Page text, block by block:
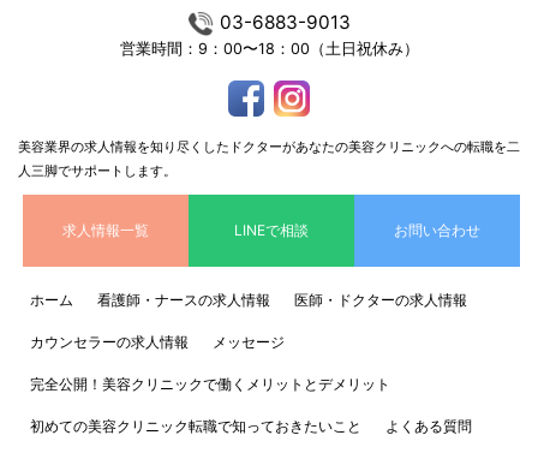
03-6883-9013
営業時間：9：00〜18：00（土日祝休み）
美容業界の求人情報を知り尽くしたドクターがあなたの美容クリニックへの転職を二
人三脚でサポートします。
求人情報一覧 LINEで相談 お問い合わせ
ホーム 看護師・ナースの求人情報 医師・ドクターの求人情報
カウンセラーの求人情報 メッセージ
完全公開！美容クリニックで働くメリットとデメリット
初めての美容クリニック転職で知っておきたいこと よくある質問